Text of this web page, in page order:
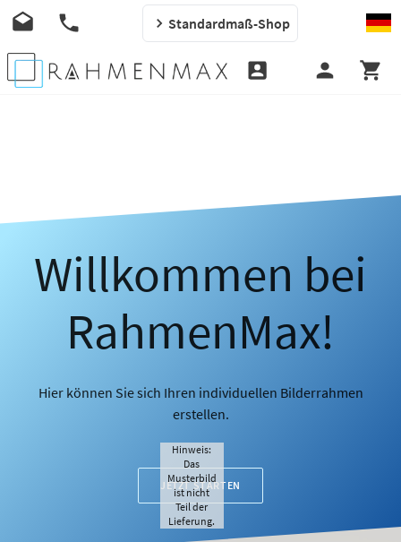
Standardmaß-Shop
Willkommen bei
RahmenMax!
Hier können Sie sich Ihren individuellen Bilderrahmen
erstellen.
JETZT STARTEN
Hinweis:
Das
Musterbild
ist nicht
Teil der
Lieferung.